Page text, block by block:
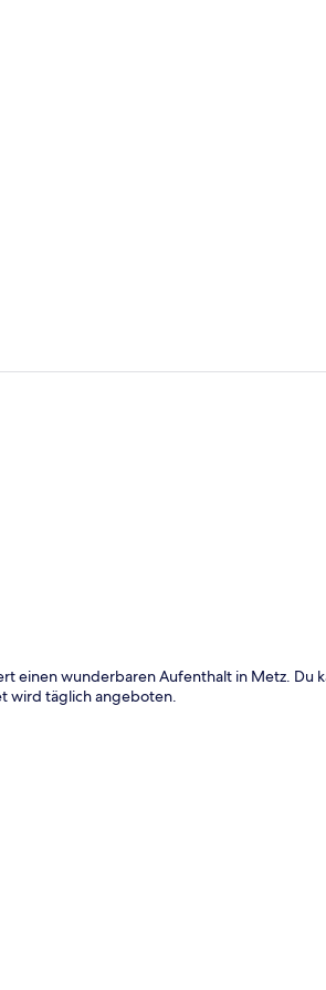
einen wunderbaren Aufenthalt in Metz. Du
wird täglich angeboten.